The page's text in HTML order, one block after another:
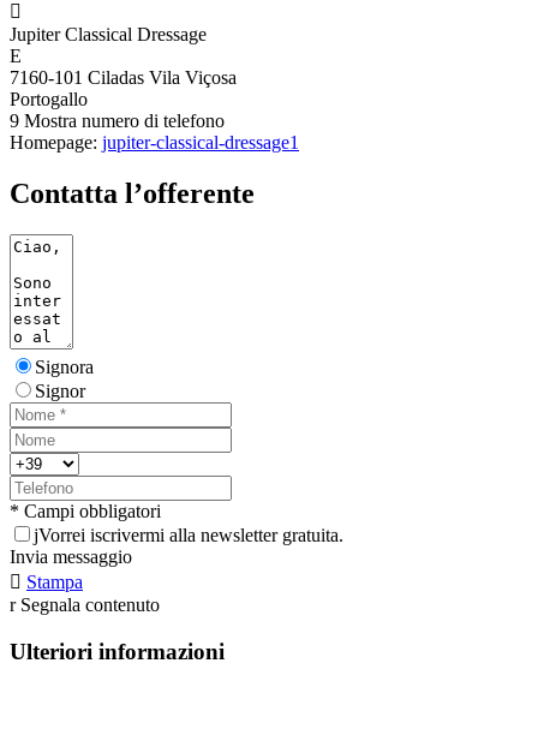

Jupiter Classical Dressage
E
7160-101 Ciladas Vila Viçosa
Portogallo
9 Mostra numero di telefono
Homepage: jupiter-classical-dressage1
Contatta l’offerente
Signora
Signor
* Campi obbligatori
jVorrei iscrivermi alla newsletter gratuita.
Invia messaggio
 Stampa
r Segnala contenuto
Ulteriori informazioni